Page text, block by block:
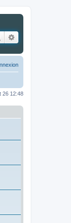
Rechercher
26 12:48